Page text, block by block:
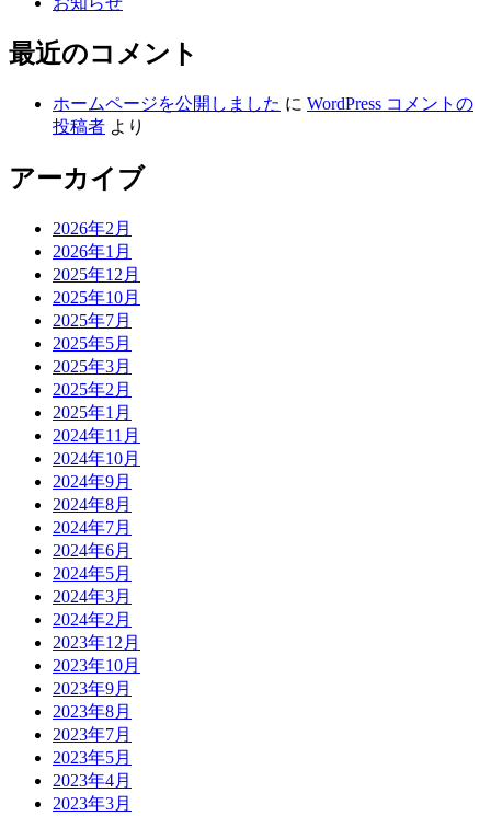
最近のコメント
ホームページを公開しました に WordPress コメントの
投稿者 より
アーカイブ
2026年2月
2026年1月
2025年12月
2025年10月
2025年7月
2025年5月
2025年3月
2025年2月
2025年1月
2024年11月
2024年10月
2024年9月
2024年8月
2024年7月
2024年6月
2024年5月
2024年3月
2024年2月
2023年12月
2023年10月
2023年9月
2023年8月
2023年7月
2023年5月
2023年4月
2023年3月